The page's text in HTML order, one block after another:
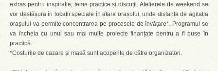
extras pentru inspirație, teme practice și discuții. Atelierele de weekend se
vor desfășura în locații speciale în afara orașului, unde distanța de agitația
orașului va permite concentrarea pe procesele de învățare*. Programul se
va încheia cu unul sau mai multe proiecte finanțate pentru a fi puse în
practică.
*Costurile de cazare și masă sunt acoperite de către organizatori.